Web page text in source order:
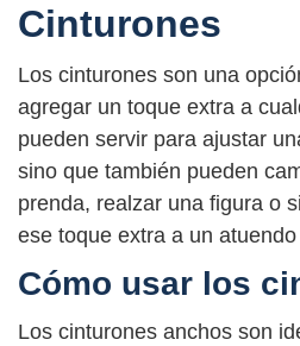
Cinturones
Los cinturones son una
agregar un toque extra a
pueden servir para ajustar
sino que también pueden
prenda, realzar una figura o
ese toque extra a un
Cómo usar los
Los cinturones anchos son